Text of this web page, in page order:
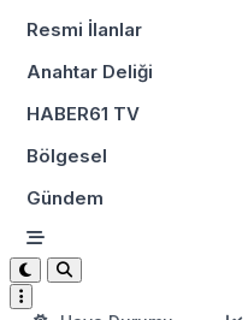
Resmi İlanlar
Anahtar Deliği
HABER61 TV
Bölgesel
Gündem